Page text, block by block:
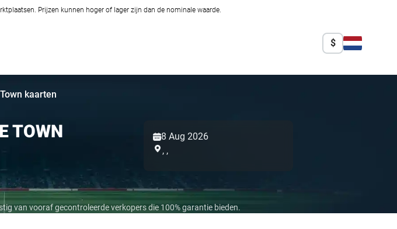
Prijzen kunnen hoger of lager zijn dan de nominale waarde.
$
kaarten
TOWN
8 Aug 2026
, ,
van vooraf gecontroleerde verkopers die 100% garantie bieden.